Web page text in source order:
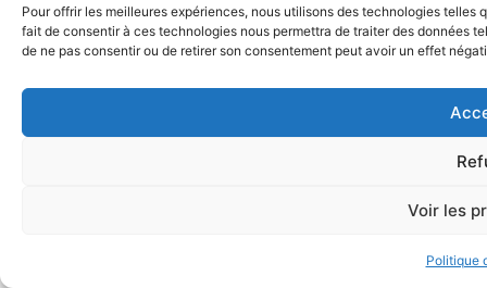
Pour offrir les meilleures expériences, nous utilisons des technologies
fait de consentir à ces technologies nous permettra de traiter des données
de ne pas consentir ou de retirer son consentement peut avoir un effet
Voir les
Politique